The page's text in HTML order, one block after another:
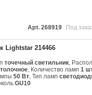
Арт. 268919 Под
Lightstar 214466
точечный светильник,
, Количество ламп1
50 Вт, Тип ламп
GU10